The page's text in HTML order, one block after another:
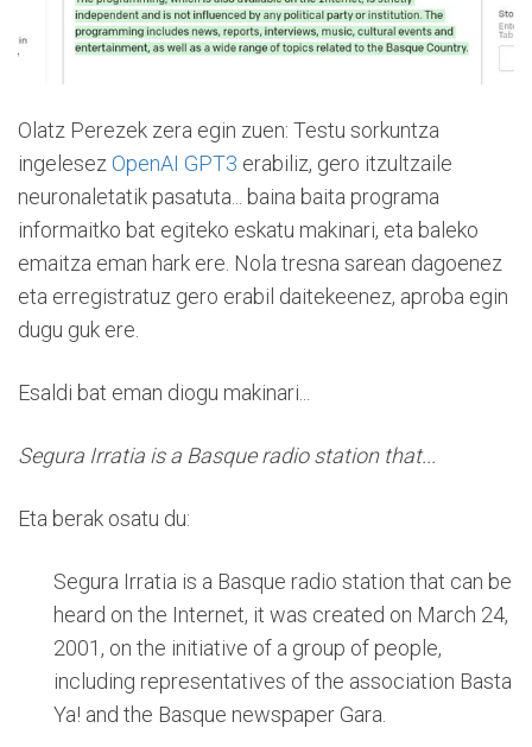
Olatz Perezek zera egin zuen: Testu sorkuntza
ingelesez OpenAI GPT3 erabiliz, gero itzultzaile
neuronaletatik pasatuta... baina baita programa
informaitko bat egiteko eskatu makinari, eta baleko
emaitza eman hark ere. Nola tresna sarean dagoenez
eta erregistratuz gero erabil daitekeenez, aproba egin
dugu guk ere.
Esaldi bat eman diogu makinari...
Segura Irratia is a Basque radio station that...
Eta berak osatu du:
Segura Irratia is a Basque radio station that can be
heard on the Internet, it was created on March 24,
2001, on the initiative of a group of people,
including representatives of the association Basta
Ya! and the Basque newspaper Gara.